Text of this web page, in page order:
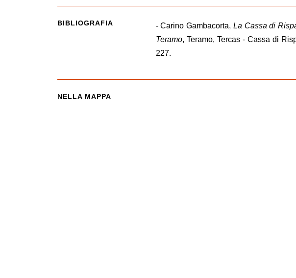
BIBLIOGRAFIA - Carino Gambacorta, La Cassa di
Teramo, Teramo, Tercas - Cassa di
227.
NELLA MAPPA